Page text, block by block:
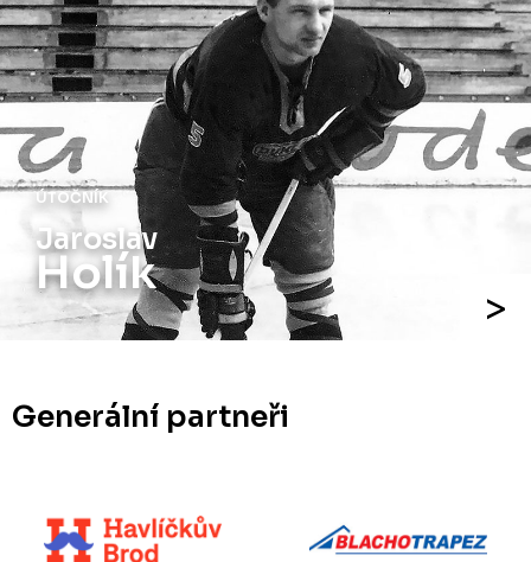
ÚTOČNÍK
Jiří
Holík
Generální partneři